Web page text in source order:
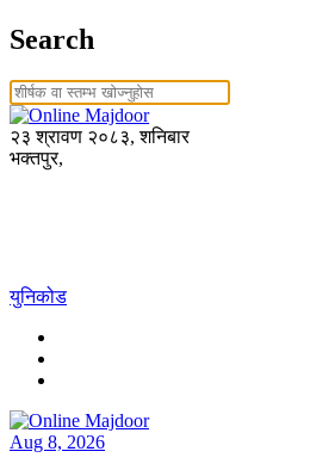
Search
२३ श्रावण २०८३, शनिबार
भक्तपुर,
युनिकोड
Aug 8, 2026